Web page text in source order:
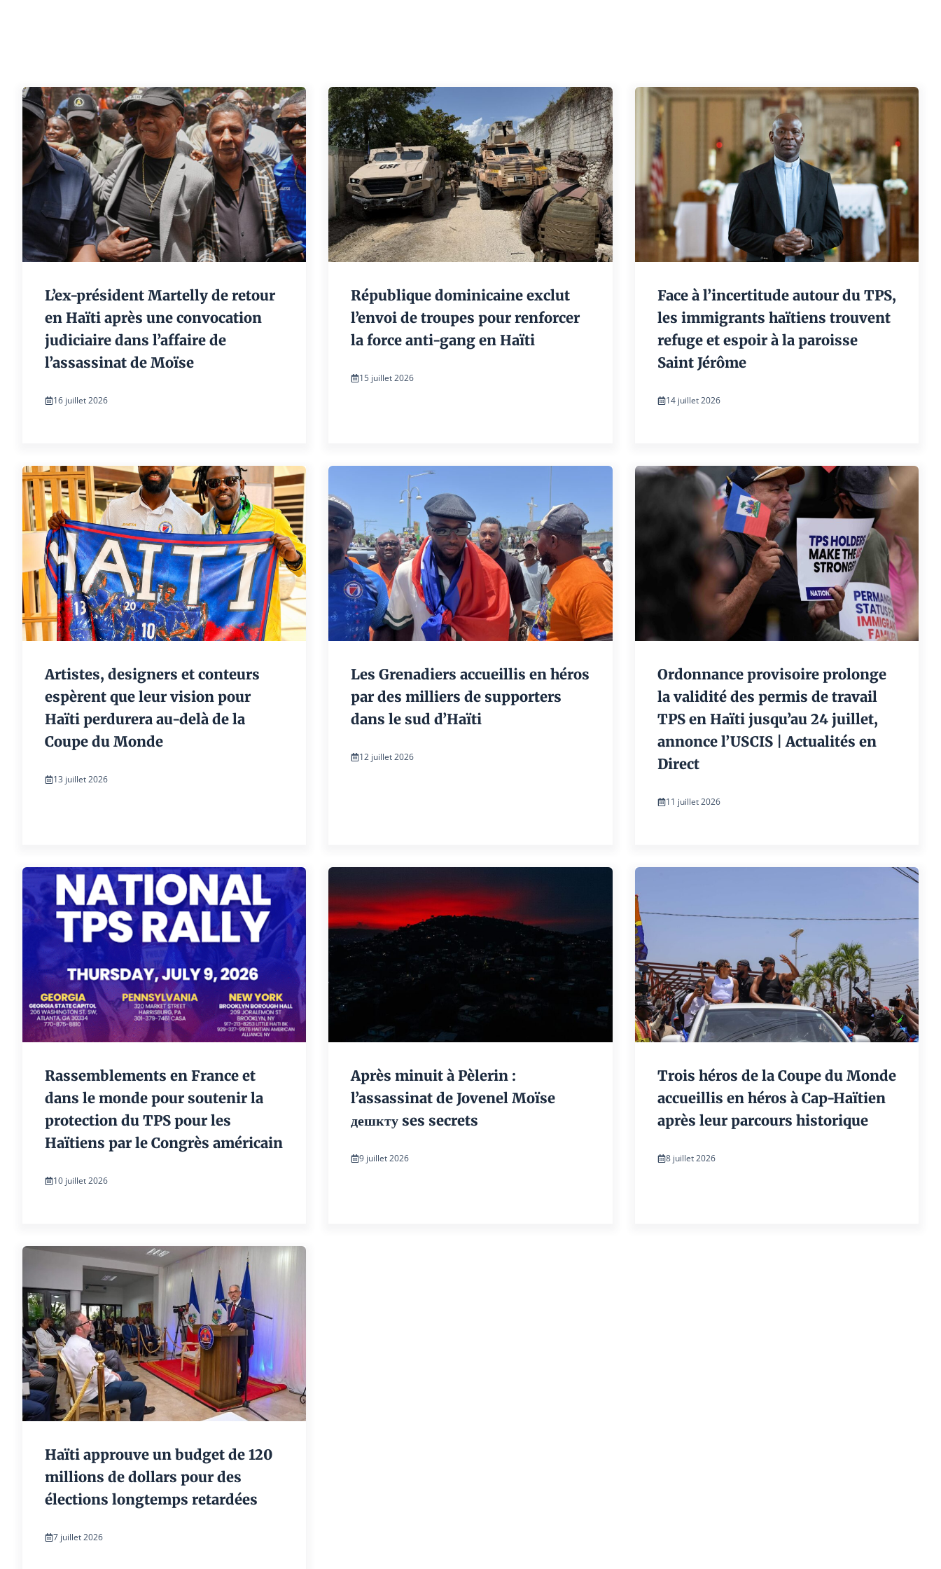
L’ex-président Martelly de retour
en Haïti après une convocation
judiciaire dans l’affaire de
l’assassinat de Moïse
16 juillet 2026
République dominicaine exclut
l’envoi de troupes pour renforcer
la force anti-gang en Haïti
15 juillet 2026
Face à l’incertitude autour du TPS,
les immigrants haïtiens trouvent
refuge et espoir à la paroisse
Saint Jérôme
14 juillet 2026
Artistes, designers et conteurs
espèrent que leur vision pour
Haïti perdurera au-delà de la
Coupe du Monde
13 juillet 2026
Les Grenadiers accueillis en héros
par des milliers de supporters
dans le sud d’Haïti
12 juillet 2026
Ordonnance provisoire prolonge
la validité des permis de travail
TPS en Haïti jusqu’au 24 juillet,
annonce l’USCIS | Actualités en
Direct
11 juillet 2026
Rassemblements en France et
dans le monde pour soutenir la
protection du TPS pour les
Haïtiens par le Congrès américain
10 juillet 2026
Après minuit à Pèlerin :
l’assassinat de Jovenel Moïse
дешкту ses secrets
9 juillet 2026
Trois héros de la Coupe du Monde
accueillis en héros à Cap-Haïtien
après leur parcours historique
8 juillet 2026
Haïti approuve un budget de 120
millions de dollars pour des
élections longtemps retardées
7 juillet 2026